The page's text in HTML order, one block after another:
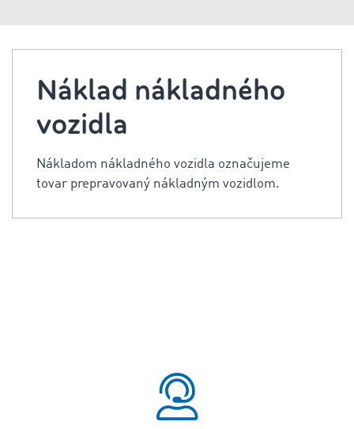
Náklad nákladného
vozidla
Nákladom nákladného vozidla označujeme
tovar prepravovaný nákladným vozidlom.